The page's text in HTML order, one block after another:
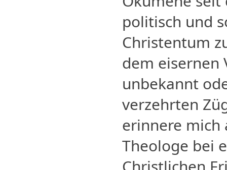
politisch und
Christentum
dem eisernen
unbekannt
verzehrten
erinnere mich
Theologe bei